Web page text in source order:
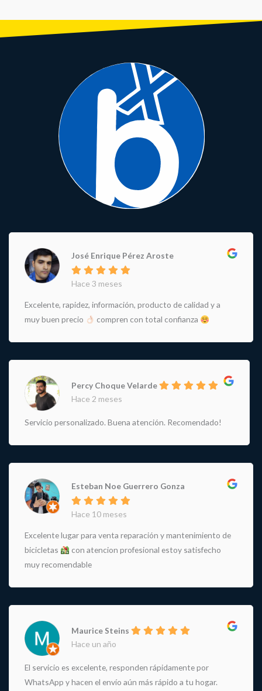
José Enrique Pérez Aroste
Hace 3 meses
Excelente, rapidez, información, producto de calidad y a
muy buen precio
compren con total confianza
Percy Choque Velarde
Hace 2 meses
Servicio personalizado. Buena atención. Recomendado!
Esteban Noe Guerrero Gonza
Hace 10 meses
Excelente lugar para venta reparación y mantenimiento de
bicicletas
con atencion profesional estoy satisfecho
muy recomendable
Maurice Steins
Hace un año
El servicio es excelente, responden rápidamente por
WhatsApp y hacen el envío aún más rápido a tu hogar.